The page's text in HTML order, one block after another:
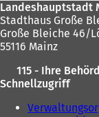
Landeshauptstadt
Stadthaus Große
Große Bleiche 46/
55116 Mainz
115 - Ihre
Schnellzugriff